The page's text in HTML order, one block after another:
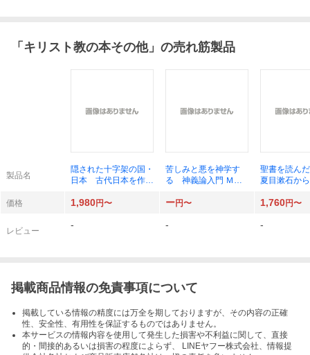
「 キリスト教の本その他」の売れ筋製品
製品名
隠された十字架の国・
日本 古代日本を作っ
ト教 新装版 ケン・
ケン・ジョセフＪｒ．
苦しみと悪を神学す
る 神義論入門 Ｍ．
著 加納和寛／訳
聖書を読ん
夏目漱石か
価格
1,980円〜 ー円〜 1,760円〜
レビュー
- - -
掲載商品情報の免責事項について
掲載している情報の精度には万全を期しておりますが、その内容の正確
性、安全性、有用性を保証するものではありません。
本サービスの情報内容を使用して発生した損害や不利益に関して、直接
的・間接的あるいは損害の程度によらず、 LINEヤフー株式会社、情報提